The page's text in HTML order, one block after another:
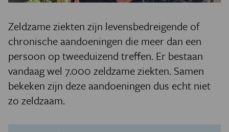
Zeldzame ziekten zijn levensbedreigende of
chronische aandoeningen die meer dan een
persoon op tweeduizend treffen. Er bestaan
vandaag wel 7.000 zeldzame ziekten. Samen
bekeken zijn deze aandoeningen dus echt niet
zo zeldzaam.